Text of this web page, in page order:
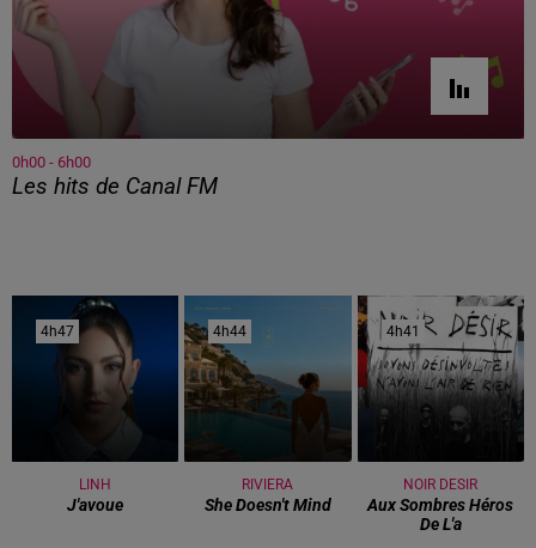
0h00 - 6h00
Les hits de Canal FM
4h47
4h47
LINH
J'avoue
4h44
4h44
RIVIERA
She Doesn't Mind
4h41
4h41
NOIR DESIR
Aux Sombres Héros
De L'a